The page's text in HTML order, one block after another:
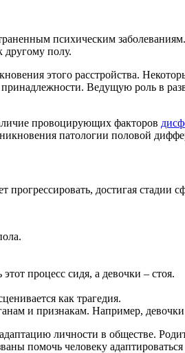
психическим
другому полу.
этого расстройства.
Ведущую роль в
провоцирующих факторов
патологии половой
прогрессировать, достигая стадии
процесс сидя, а девочки – стоя.
как трагедия.
и признакам. Например,
личности в обществе.
помочь человеку